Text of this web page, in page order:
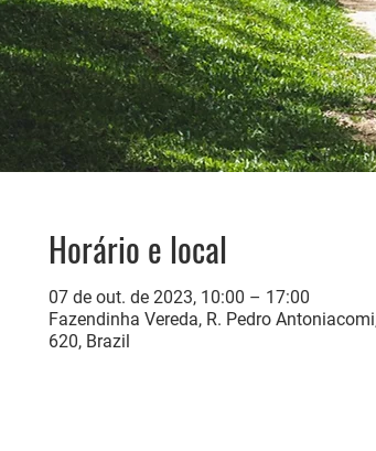
Horário e local
07 de out. de 2023, 10:00 – 17:00
Fazendinha Vereda, R. Pedro
620, Brazil